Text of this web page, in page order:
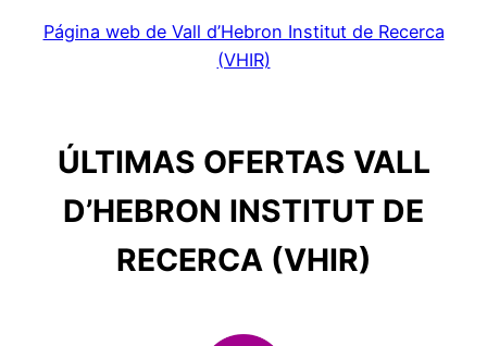
Página web de Vall d’Hebron Institut de Recerca
(VHIR)
ÚLTIMAS OFERTAS VALL
D’HEBRON INSTITUT DE
RECERCA (VHIR)